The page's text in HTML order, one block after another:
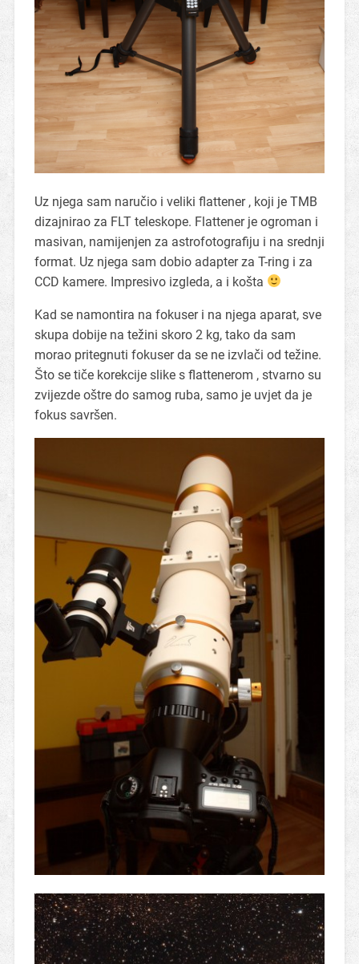
Uz njega sam naručio i veliki flattener , koji je TMB
dizajnirao za FLT teleskope. Flattener je ogroman i
masivan, namijenjen za astrofotografiju i na srednji
format. Uz njega sam dobio adapter za T-ring i za
CCD kamere. Impresivo izgleda, a i košta
Kad se namontira na fokuser i na njega aparat, sve
skupa dobije na težini skoro 2 kg, tako da sam
morao pritegnuti fokuser da se ne izvlači od težine.
Što se tiče korekcije slike s flattenerom , stvarno su
zvijezde oštre do samog ruba, samo je uvjet da je
fokus savršen.